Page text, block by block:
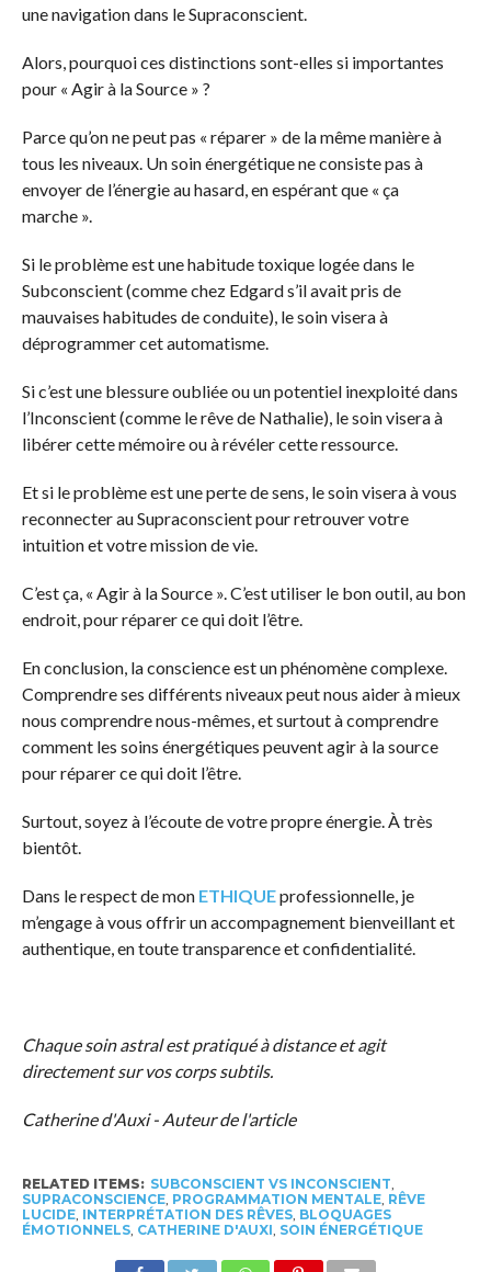
une navigation dans le Supraconscient.
Alors, pourquoi ces distinctions sont-elles si importantes
pour « Agir à la Source » ?
Parce qu’on ne peut pas « réparer » de la même manière à
tous les niveaux. Un soin énergétique ne consiste pas à
envoyer de l’énergie au hasard, en espérant que « ça
marche ».
Si le problème est une habitude toxique logée dans le
Subconscient (comme chez Edgard s’il avait pris de
mauvaises habitudes de conduite), le soin visera à
déprogrammer cet automatisme.
Si c’est une blessure oubliée ou un potentiel inexploité dans
l’Inconscient (comme le rêve de Nathalie), le soin visera à
libérer cette mémoire ou à révéler cette ressource.
Et si le problème est une perte de sens, le soin visera à vous
reconnecter au Supraconscient pour retrouver votre
intuition et votre mission de vie.
C’est ça, « Agir à la Source ». C’est utiliser le bon outil, au bon
endroit, pour réparer ce qui doit l’être.
En conclusion, la conscience est un phénomène complexe.
Comprendre ses différents niveaux peut nous aider à mieux
nous comprendre nous-mêmes, et surtout à comprendre
comment les soins énergétiques peuvent agir à la source
pour réparer ce qui doit l’être.
Surtout, soyez à l’écoute de votre propre énergie. À très
bientôt.
Dans le respect de mon ETHIQUEprofessionnelle, je
m’engage à vous offrir un accompagnement bienveillant et
authentique, en toute transparence et confidentialité.
Chaque soin astral est pratiqué à distance et agit
directement sur vos corps subtils.
Catherine d'Auxi - Auteur de l'article
RELATED ITEMS: SUBCONSCIENT VS INCONSCIENT,
SUPRACONSCIENCE, PROGRAMMATION MENTALE, RÊVE
LUCIDE, INTERPRÉTATION DES RÊVES, BLOQUAGES
ÉMOTIONNELS, CATHERINE D'AUXI, SOIN ÉNERGÉTIQUE